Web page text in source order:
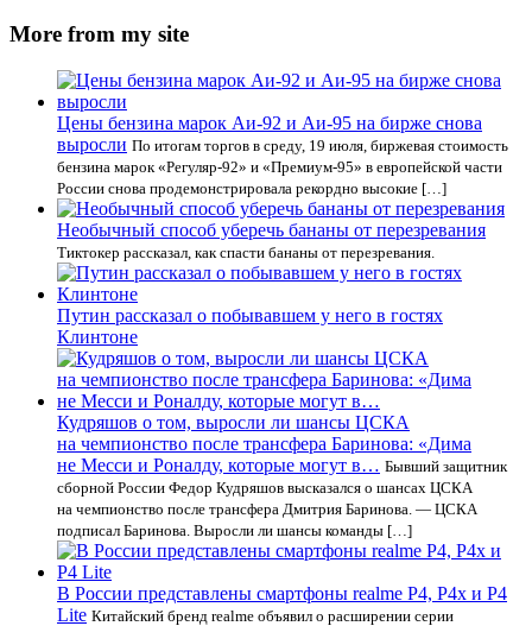
More from my site
Цены бензина марок Аи-92 и Аи-95 на бирже снова
выросли По итогам торгов в среду, 19 июля, биржевая стоимость
бензина марок «Регуляр-92» и «Премиум-95» в европейской части
России снова продемонстрировала рекордно высокие […]
Необычный способ уберечь бананы от перезревания
Тиктокер рассказал, как спасти бананы от перезревания.
Путин рассказал о побывавшем у него в гостях
Клинтоне
Кудряшов о том, выросли ли шансы ЦСКА
на чемпионство после трансфера Баринова: «Дима
не Месси и Роналду, которые могут в… Бывший защитник
сборной России Федор Кудряшов высказался о шансах ЦСКА
на чемпионство после трансфера Дмитрия Баринова. — ЦСКА
подписал Баринова. Выросли ли шансы команды […]
В России представлены смартфоны realme P4, P4x и P4
Lite Китайский бренд realme объявил о расширении серии